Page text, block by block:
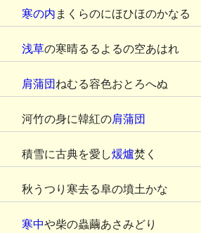
寒の内 まくらのにほひほのかなる
浅草の寒晴るるよるの空あはれ
肩蒲団 ねむる容色おとろへぬ
河竹の身に韓紅の肩蒲団
積雪に古典を愛し煖爐焚く
秋うつり寒去る阜の墳土かな
寒中や柴の蟲繭あさみどり